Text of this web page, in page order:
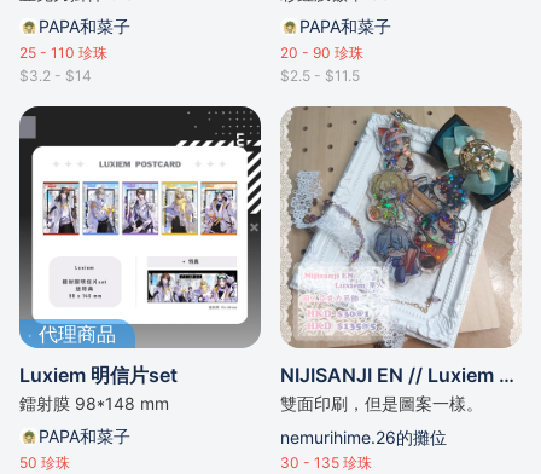
PAPA和菜子
25 - 110 珍珠
$3.2 - $14
PAPA和菜子
20 - 90 珍珠
$2.5 - $11.5
代理商品
Luxiem 明信片set
鐳射膜 98*148 mm
PAPA和菜子
50 珍珠
NIJISANJI EN // Luxiem 單人吊飾
雙面印刷，但是圖案一樣。
nemurihime.26的攤位
30 - 135 珍珠